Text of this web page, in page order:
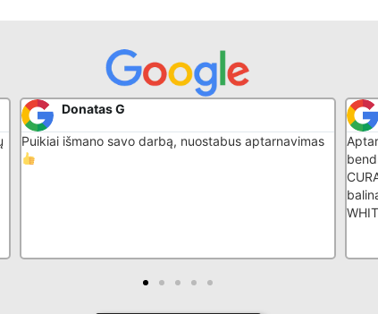
Sarunas Girsa
Aptarnavimas greitas kokybiškas, malonus
bendravimas. Rekomenduoju superinis daiktas -